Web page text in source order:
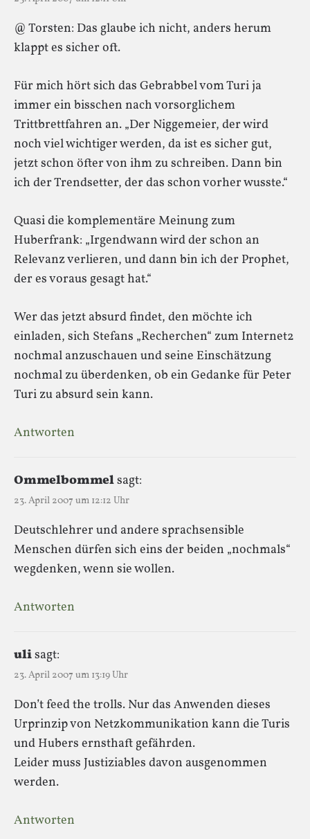
@ Torsten: Das glaube ich nicht, anders herum
klappt es sicher oft.
Für mich hört sich das Gebrabbel vom Turi ja
immer ein bisschen nach vorsorglichem
Trittbrettfahren an. „Der Niggemeier, der wird
noch viel wichtiger werden, da ist es sicher gut,
jetzt schon öfter von ihm zu schreiben. Dann bin
ich der Trendsetter, der das schon vorher wusste.“
Quasi die komplementäre Meinung zum
Huberfrank: „Irgendwann wird der schon an
Relevanz verlieren, und dann bin ich der Prophet,
der es voraus gesagt hat.“
Wer das jetzt absurd findet, den möchte ich
einladen, sich Stefans „Recherchen“ zum Internet2
nochmal anzuschauen und seine Einschätzung
nochmal zu überdenken, ob ein Gedanke für Peter
Turi zu absurd sein kann.
Antworten
Ommelbommelsagt:
23. April 2007 um 12:12 Uhr
Deutschlehrer und andere sprachsensible
Menschen dürfen sich eins der beiden „nochmals“
wegdenken, wenn sie wollen.
Antworten
ulisagt:
23. April 2007 um 13:19 Uhr
Don’t feed the trolls. Nur das Anwenden dieses
Urprinzip von Netzkommunikation kann die Turis
und Hubers ernsthaft gefährden.
Leider muss Justiziables davon ausgenommen
werden.
Antworten